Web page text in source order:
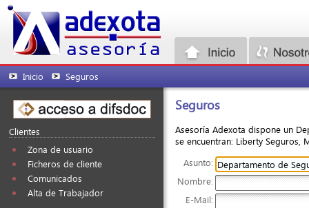
Inicio Seguros
Clientes
Zona de usuario
Ficheros de cliente
Comunicados
Alta de Trabajador
Seguros
Asesoría Adexota dispone un
se encuentran: Liberty Seguros,
Asunto:
Nombre:
E-Mail: